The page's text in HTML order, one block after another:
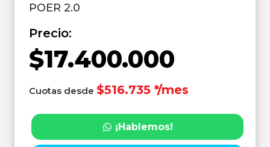
POER 2.0
Precio:
$17.400.000
Cuotas desde $516.735 */mes
¡Hablemos!